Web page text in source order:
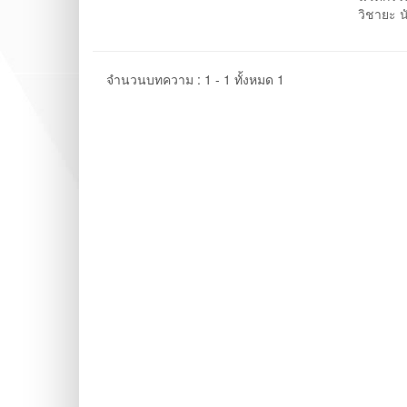
วิชายะ
จำนวนบทความ : 1 - 1 ทั้งหมด 1